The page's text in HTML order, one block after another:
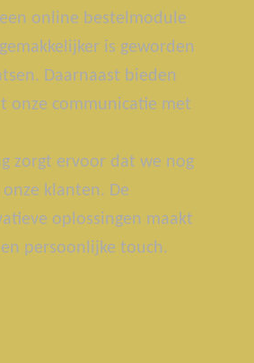
online bestelmodule
is geworden
Daarnaast bieden
onze communicatie met
zorgt ervoor dat we nog
klanten. De
oplossingen maakt
persoonlijke touch.